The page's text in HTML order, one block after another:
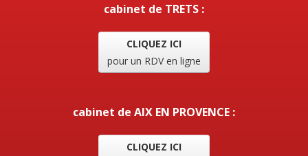
cabinet de TRETS :
CLIQUEZ ICI
pour un RDV en ligne
cabinet de AIX EN PROVENCE :
CLIQUEZ ICI